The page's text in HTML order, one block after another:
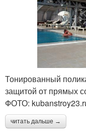
Тонированный
защитой от прямых
ФОТО:
читать дальше →